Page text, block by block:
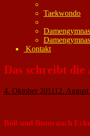
Taekwondo
Kontakt
Das schreibt die
4. Oktober 201112.
Böß und Bunn nach